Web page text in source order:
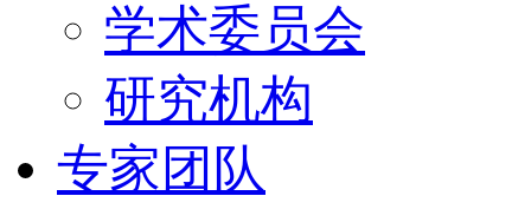
学术委员会
研究机构
专家团队